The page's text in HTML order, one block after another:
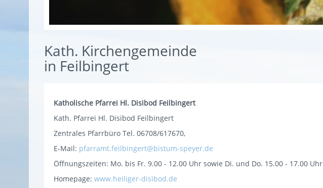
Kath. Kirchengemeinde
in Feilbingert
Katholische Pfarrei Hl. Disibod Feilbingert
Kath. Pfarrei Hl. Disibod Feilbingert
Zentrales Pfarrbüro Tel. 06708/617670,
E-Mail: pfarramt.feilbingert@bistum-speyer.de
Öffnungszeiten: Mo. bis Fr. 9.00 - 12.00 Uhr sowie Di. und Do. 15.00 - 17.00 Uhr
Homepage: www.heiliger-disibod.de